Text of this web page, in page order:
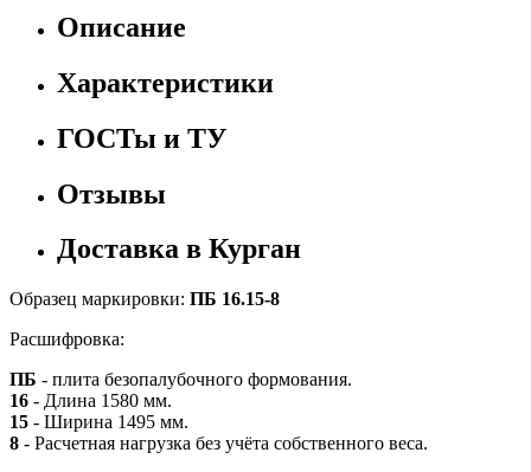
Описание
Характеристики
ГОСТы и ТУ
Отзывы
Доставка в Курган
Образец маркировки: ПБ 16.15-8
Расшифровка:
ПБ - плита безопалубочного формования.
16 - Длина 1580 мм.
15 - Ширина 1495 мм.
8 - Расчетная нагрузка без учёта собственного веса.